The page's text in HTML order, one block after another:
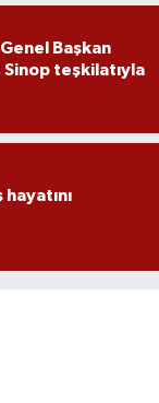
Başkan
Sinop teşkilatıyla